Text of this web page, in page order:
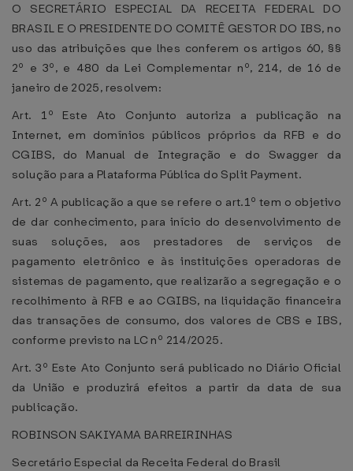
O SECRETÁRIO ESPECIAL DA RECEITA FEDERAL DO
BRASIL E O PRESIDENTE DO COMITÊ GESTOR DO IBS, no
uso das atribuições que lhes conferem os artigos 60, §§
2º e 3º, e 480 da Lei Complementar nº, 214, de 16 de
janeiro de 2025, resolvem:
Art. 1º Este Ato Conjunto autoriza a publicação na
Internet, em domínios públicos próprios da RFB e do
CGIBS, do Manual de Integração e do Swagger da
solução para a Plataforma Pública do Split Payment.
Art. 2º A publicação a que se refere o art.1º tem o objetivo
de dar conhecimento, para início do desenvolvimento de
suas soluções, aos prestadores de serviços de
pagamento eletrônico e às instituições operadoras de
sistemas de pagamento, que realizarão a segregação e o
recolhimento à RFB e ao CGIBS, na liquidação financeira
das transações de consumo, dos valores de CBS e IBS,
conforme previsto na LC nº 214/2025.
Art. 3º Este Ato Conjunto será publicado no Diário Oficial
da União e produzirá efeitos a partir da data de sua
publicação.
ROBINSON SAKIYAMA BARREIRINHAS
Secretário Especial da Receita Federal do Brasil